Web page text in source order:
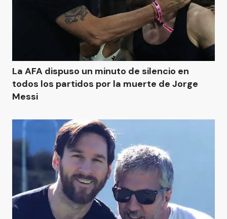
La AFA dispuso un minuto de silencio en
todos los partidos por la muerte de Jorge
Messi